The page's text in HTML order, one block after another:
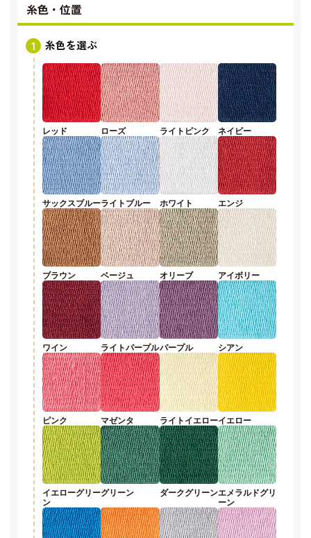
糸色・位置
糸色を選ぶ
レッド ローズ ライトピンク ネイビー
サックスブルーライトブルー ホワイト エンジ
ブラウン ベージュ オリーブ アイボリー
ワイン ライトパープルパープル シアン
ピンク マゼンタ ライトイエローイエロー
イエローグリー
ン
グリーン ダークグリーンエメラルドグリ
ーン